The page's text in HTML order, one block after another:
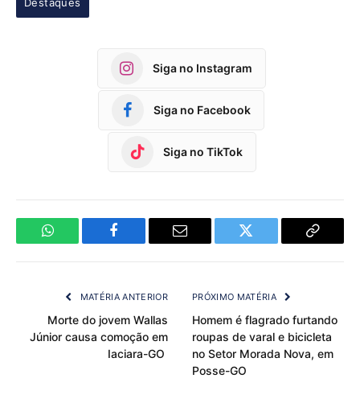
Siga no Instagram
Siga no Facebook
Siga no TikTok
WhatsApp Facebook Email Twitter
Copy
MATÉRIA ANTERIOR
Morte do jovem Wallas
Júnior causa comoção em
Iaciara-GO
PRÓXIMO MATÉRIA
Homem é flagrado furtando
roupas de varal e bicicleta
no Setor Morada Nova, em
Posse-GO